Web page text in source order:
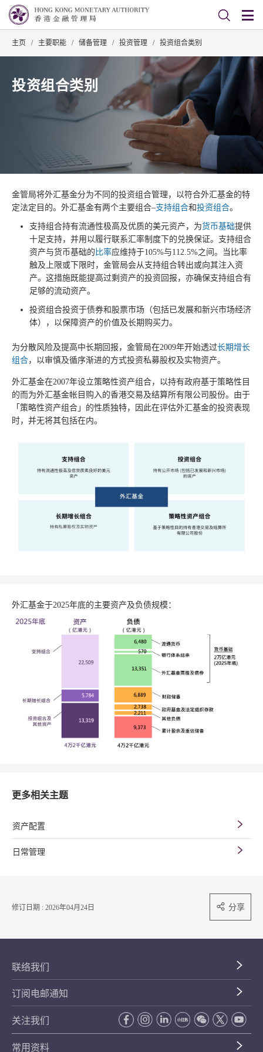
主页 / 主要职能 / 储备管理 / 投资管理 / 投资组合类别
投资组合类别
金管局将外汇基金分为不同的投资组合管理，以符合外汇基金的特
定法定目的。外汇基金有两个主要组合–支持组合和投资组合。
支持组合持有流通性极高及优质的美元资产，为货币基础提供
十足支持，并用以履行联系汇率制度下的兑换保证。支持组合
资产与货币基础的 比率应维持于105%与112.5%之间。当比率
触及上限或下限时，金管局会从支持组合转出或向其注入资
产。这措施既能提高过剩资产的投资回报，亦确保支持组合有
足够的流动资产。
投资组合投资于债券和股票市场（包括已发展和新兴市场经济
体），以保障资产的价值及长期购买力。
为分散风险及提高中长期回报，金管局在2009年开始透过长期增长
组合，以审慎及循序渐进的方式投资私募股权及实物资产。
外汇基金在2007年设立策略性资产组合，以持有政府基于策略性目
的而为外汇基金帐目购入的香港交易及结算所有限公司股份。由于
「策略性资产组合」的性质独特，因此在评估外汇基金的投资表现
时，并无将其包括在内。
外汇基金于2025年底的主要资产及负债规模：
更多相关主题
资产配置
日常管理
修订日期 : 2026年04月24日 分享
联络我们
订阅电邮通知
关注我们
常用资料